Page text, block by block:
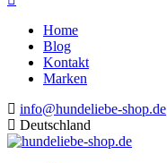
Home
Blog
Kontakt
Marken
info@hundeliebe-shop.de
Deutschland